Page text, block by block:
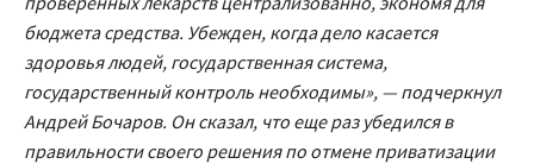
бюджета средства. Убежден, когда дело касается
здоровья людей, государственная система,
государственный контроль необходимы», — подчеркнул
Андрей Бочаров. Он сказал, что еще раз убедился в
правильности своего решения по отмене приватизации